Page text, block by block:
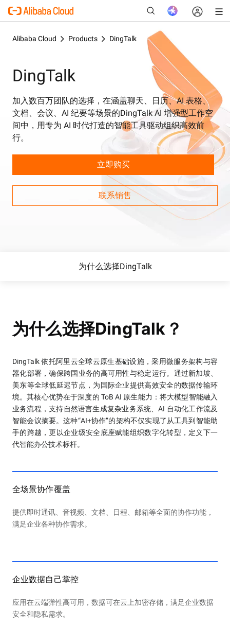
Alibaba Cloud Products DingTalk
DingTalk
加入数百万团队的选择，在涵盖聊天、日历、AI 表格、
文档、会议、AI 纪要等场景的DingTalk AI 增强型工作空
间中，用专为 AI 时代打造的智能工具驱动组织高效前
行。
立即购买
联系销售
为什么选择DingTalk
为什么选择DingTalk？
DingTalk 依托阿里云全球云原生基础设施，采用微服务架构与容
器化部署，确保跨国业务的高可用性与稳定运行。通过新加坡、
美东等全球低延迟节点，为国际企业提供高效安全的数据传输环
境。其核心优势在于深度的 ToB AI 原生能力：将大模型智能融入
业务流程，支持自然语言生成复杂业务系统、AI 自动化工作流及
智能会议摘要。这种“AI+协作”的架构不仅实现了从工具到智能助
手的跨越，更以企业级安全底座赋能组织数字化转型，定义下一
代智能办公技术标杆。
全场景协作覆盖
提供即时通讯、音视频、文档、日程、邮箱等全面的协作功能，
满足企业各种协作需求。
企业数据自己掌控
应用在云端弹性高可用，数据可在云上加密存储，满足企业数据
安全和隐私需求。
新